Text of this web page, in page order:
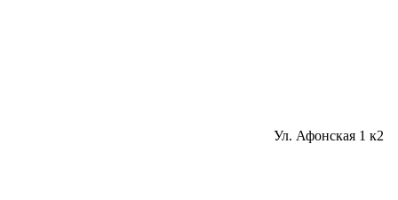
Ул. Афонская 1 к2